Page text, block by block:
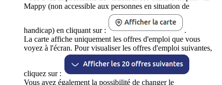
Mappy (non accessible aux personnes en situation de
handicap) en cliquant sur :
.
La carte affiche uniquement les offres d'emploi que vous
voyez à l'écran. Pour visualiser les offres d'emploi suivantes,
cliquez sur :
Vous avez également la possibilité de changer le